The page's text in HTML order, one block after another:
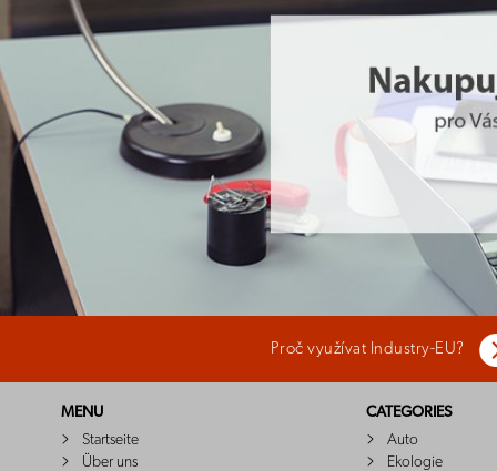
Proč využívat Industry-EU?
MENU
Startseite
Über uns
CATEGORIES
Auto
Ekologie